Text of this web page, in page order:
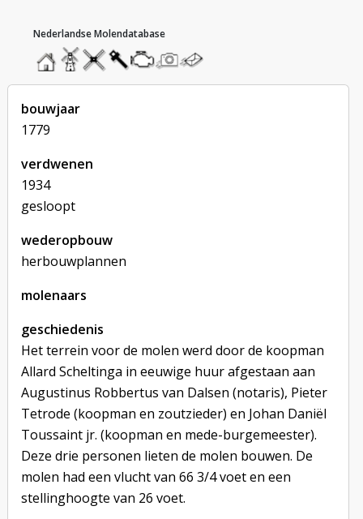
homemolendatabase
roedendatabase
assendatabase
motorendatabase
stuur
een
foto
stuur
een
bericht
bouwjaar
1779
verdwenen
1934
gesloopt
wederopbouw
herbouwplannen
molenaars
geschiedenis
Het terrein voor de molen werd door de koopman
Allard Scheltinga in eeuwige huur afgestaan aan
Augustinus Robbertus van Dalsen (notaris), Pieter
Tetrode (koopman en zoutzieder) en Johan Daniël
Toussaint jr. (koopman en mede-burgemeester).
Deze drie personen lieten de molen bouwen. De
molen had een vlucht van 66 3/4 voet en een
stellinghoogte van 26 voet.